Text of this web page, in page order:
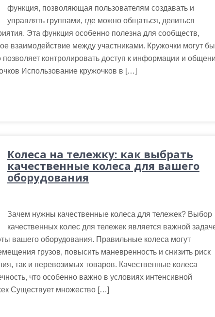
функция, позволяющая пользователям создавать и
управлять группами, где можно общаться, делиться
Эта функция особенно полезна для сообществ,
взаимодействие между участниками. Кружочки могут
позволяет контролировать доступ к информации и
Использование кружочков в […]
Колеса на тележку: как выбрать
качественные колеса для вашего
оборудования
Зачем нужны качественные колеса для тележек? Выбор
качественных колес для тележек является важной
вашего оборудования. Правильные колеса могут
грузов, повысить маневренность и снизить риск
так и перевозимых товаров. Качественные колеса
что особенно важно в условиях интенсивной
Существует множество […]